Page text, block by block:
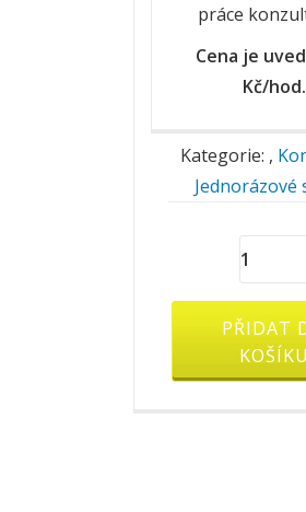
práce
Cena je
Kč/hod.
Kategorie:
Jednorázové
,
služby
rámec
PŘIDAT
KOŠÍKU